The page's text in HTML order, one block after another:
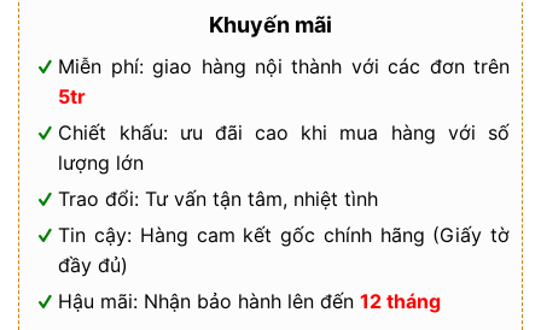
Khuyến mãi
Miễn phí: giao hàng nội thành với các đơn trên
5tr
Chiết khấu: ưu đãi cao khi mua hàng với số
lượng lớn
Trao đổi: Tư vấn tận tâm, nhiệt tình
Tin cậy: Hàng cam kết gốc chính hãng (Giấy tờ
đầy đủ)
Hậu mãi: Nhận bảo hành lên đến12 tháng